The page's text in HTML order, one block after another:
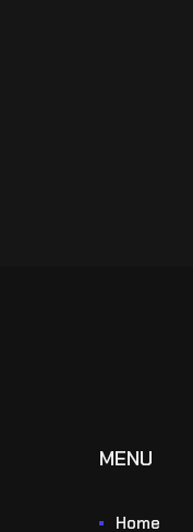
MENU
Home